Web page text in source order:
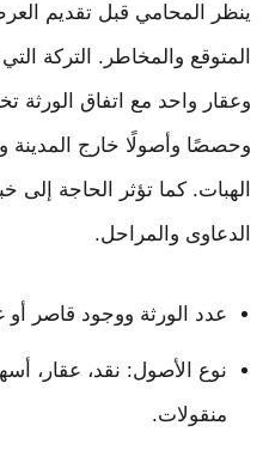
ينظر المحامي قبل تقديم
المتوقع والمخاطر. التركة
وعقار واحد مع اتفاق
وحصصًا وأصولًا خارج المدينة
الهبات. كما تؤثر الحاجة إلى
الدعاوى والمراحل.
عدد الورثة ووجود قاصر أو
نوع الأصول: نقد، عقار،
منقولات.